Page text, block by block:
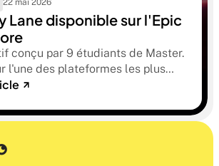
Lane disponible sur l'Epic
conçu par 9 étudiants de Master.
l'une des plateformes les plus
Une histoire sur la